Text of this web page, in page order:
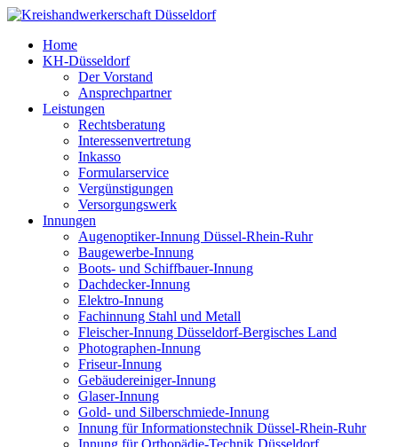
Home
KH-Düsseldorf
Der Vorstand
Ansprechpartner
Leistungen
Rechtsberatung
Interessenvertretung
Inkasso
Formularservice
Vergünstigungen
Versorgungswerk
Innungen
Augenoptiker-Innung Düssel-Rhein-Ruhr
Baugewerbe-Innung
Boots- und Schiffbauer-Innung
Dachdecker-Innung
Elektro-Innung
Fachinnung Stahl und Metall
Fleischer-Innung Düsseldorf-Bergisches Land
Photographen-Innung
Friseur-Innung
Gebäudereiniger-Innung
Glaser-Innung
Gold- und Silberschmiede-Innung
Innung für Informationstechnik Düssel-Rhein-Ruhr
Innung für Orthopädie-Technik Düsseldorf